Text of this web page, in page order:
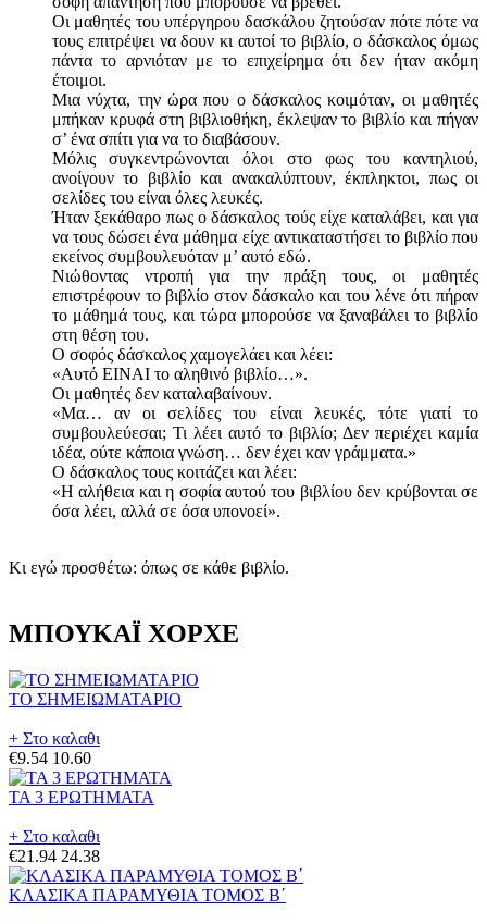
Οι μαθητές του υπέργηρου δασκάλου ζητούσαν πότε πότε να
τους επιτρέψει να δουν κι αυτοί το βιβλίο, ο δάσκαλος όμως
πάντα το αρνιόταν με το επιχείρημα ότι δεν ήταν ακόμη
έτοιμοι.
Μια νύχτα, την ώρα που ο δάσκαλος κοιμόταν, οι μαθητές
μπήκαν κρυφά στη βιβλιοθήκη, έκλεψαν το βιβλίο και πήγαν
σ’ ένα σπίτι για να το διαβάσουν.
Μόλις συγκεντρώνονται όλοι στο φως του καντηλιού,
ανοίγουν το βιβλίο και ανακαλύπτουν, έκπληκτοι, πως οι
σελίδες του είναι όλες λευκές.
Ήταν ξεκάθαρο πως ο δάσκαλος τούς είχε καταλάβει, και για
να τους δώσει ένα μάθημα είχε αντικαταστήσει το βιβλίο που
εκείνος συμβουλευόταν μ’ αυτό εδώ.
Νιώθοντας ντροπή για την πράξη τους, οι μαθητές
επιστρέφουν το βιβλίο στον δάσκαλο και του λένε ότι πήραν
το μάθημά τους, και τώρα μπορούσε να ξαναβάλει το βιβλίο
στη θέση του.
Ο σοφός δάσκαλος χαμογελάει και λέει:
«Αυτό ΕΙΝΑΙ το αληθινό βιβλίο…».
Οι μαθητές δεν καταλαβαίνουν.
«Μα… αν οι σελίδες του είναι λευκές, τότε γιατί το
συμβουλεύεσαι; Τι λέει αυτό το βιβλίο; Δεν περιέχει καμία
ιδέα, ούτε κάποια γνώση… δεν έχει καν γράμματα.»
Ο δάσκαλος τους κοιτάζει και λέει:
«Η αλήθεια και η σοφία αυτού του βιβλίου δεν κρύβονται σε
όσα λέει, αλλά σε όσα υπονοεί».
Κι εγώ προσθέτω: όπως σε κάθε βιβλίο.
ΜΠΟΥΚΑΪ ΧΟΡΧΕ
ΤΟ ΣΗΜΕΙΩΜΑΤΑΡΙΟ
+ Στο καλαθι
€9.54 10.60
ΤΑ 3 ΕΡΩΤΗΜΑΤΑ
+ Στο καλαθι
€21.94 24.38
ΚΛΑΣΙΚΑ ΠΑΡΑΜΥΘΙΑ ΤΟΜΟΣ Β΄